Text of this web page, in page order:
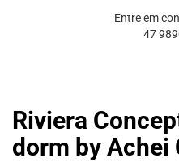
Riviera
dorm by Achei
Entre em
47